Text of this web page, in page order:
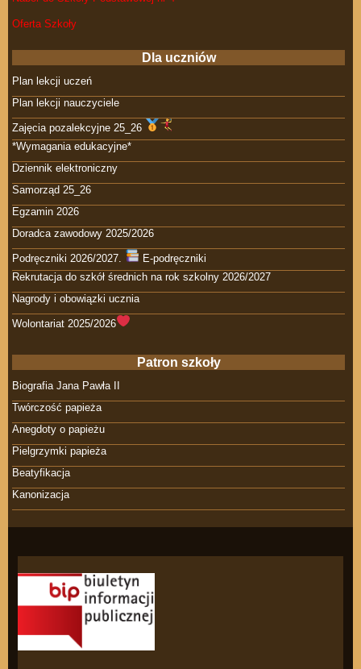
Oferta Szkoły
Dla uczniów
Plan lekcji uczeń
Plan lekcji nauczyciele
Zajęcia pozalekcyjne 25_26
*Wymagania edukacyjne*
Dziennik elektroniczny
Samorząd 25_26
Egzamin 2026
Doradca zawodowy 2025/2026
Podręczniki 2026/2027.
E-podręczniki
Rekrutacja do szkół średnich na rok szkolny 2026/2027
Nagrody i obowiązki ucznia
Wolontariat 2025/2026
Patron szkoły
Biografia Jana Pawła II
Twórczość papieża
Anegdoty o papieżu
Pielgrzymki papieża
Beatyfikacja
Kanonizacja